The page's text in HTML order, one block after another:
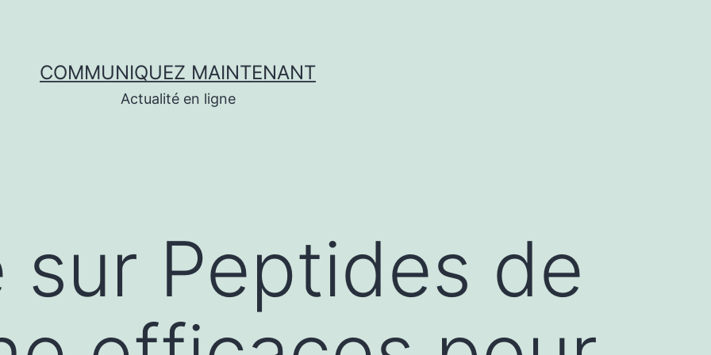
COMMUNIQUEZ MAINTENANT
Actualité en ligne
sur Peptides de